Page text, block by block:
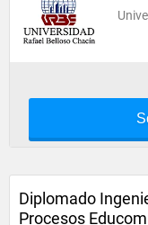
Diplomado
Procesos